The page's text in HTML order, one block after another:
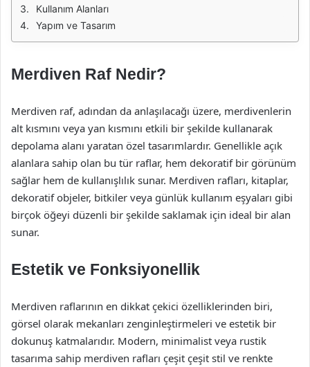
Kullanım Alanları
Yapım ve Tasarım
Merdiven Raf Nedir?
Merdiven raf, adından da anlaşılacağı üzere, merdivenlerin
alt kısmını veya yan kısmını etkili bir şekilde kullanarak
depolama alanı yaratan özel tasarımlardır. Genellikle açık
alanlara sahip olan bu tür raflar, hem dekoratif bir görünüm
sağlar hem de kullanışlılık sunar. Merdiven rafları, kitaplar,
dekoratif objeler, bitkiler veya günlük kullanım eşyaları gibi
birçok öğeyi düzenli bir şekilde saklamak için ideal bir alan
sunar.
Estetik ve Fonksiyonellik
Merdiven raflarının en dikkat çekici özelliklerinden biri,
görsel olarak mekanları zenginleştirmeleri ve estetik bir
dokunuş katmalarıdır. Modern, minimalist veya rustik
tasarıma sahip merdiven rafları çeşit çeşit stil ve renkte